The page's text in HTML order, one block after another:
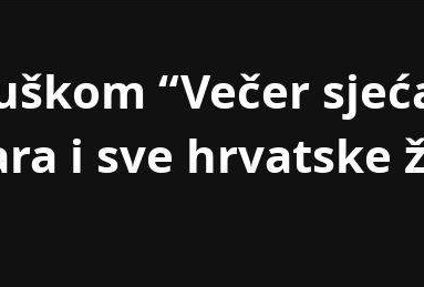
“Večer
i sve hrvatske